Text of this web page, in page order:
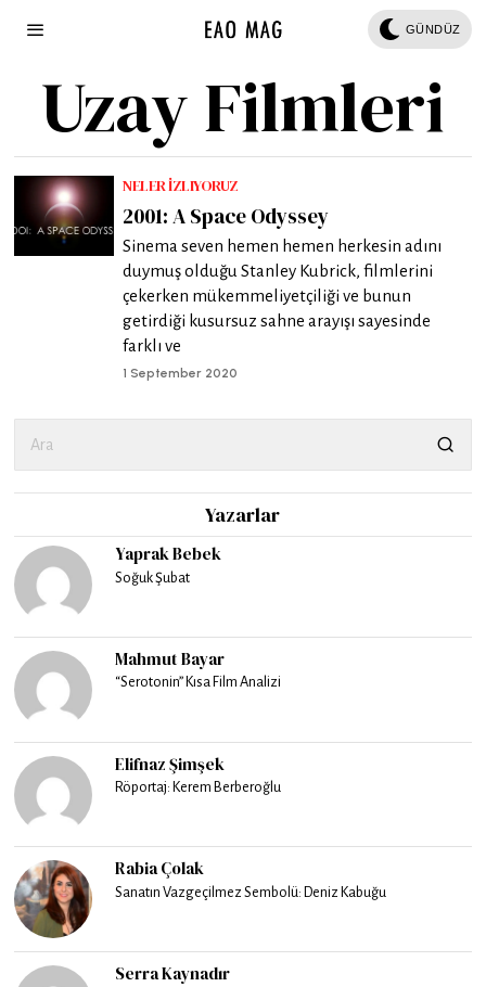
GÜNDÜZ
Uzay Filmleri
NELER İZLIYORUZ
2001: A Space Odyssey
Sinema seven hemen hemen herkesin adını
duymuş olduğu Stanley Kubrick, filmlerini
çekerken mükemmeliyetçiliği ve bunun
getirdiği kusursuz sahne arayışı sayesinde
farklı ve
1 September 2020
Yazarlar
Yaprak Bebek
Soğuk Şubat
Mahmut Bayar
“Serotonin” Kısa Film Analizi
Elifnaz Şimşek
Röportaj: Kerem Berberoğlu
Rabia Çolak
Sanatın Vazgeçilmez Sembolü: Deniz Kabuğu
Serra Kaynadır